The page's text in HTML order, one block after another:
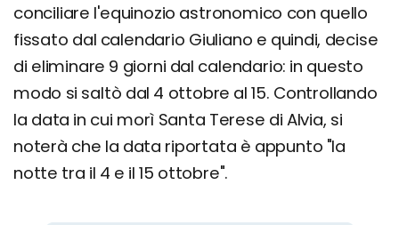
conciliare l'equinozio astronomico con quello
fissato dal calendario Giuliano e quindi, decise
di eliminare 9 giorni dal calendario: in questo
modo si saltò dal 4 ottobre al 15. Controllando
la data in cui morì Santa Terese di Alvia, si
noterà che la data riportata è appunto "la
notte tra il 4 e il 15 ottobre".